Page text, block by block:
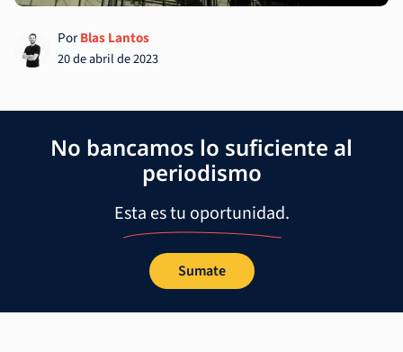
PorBlas Lantos
20 de abril de 2023
No bancamos lo suficiente al
periodismo
Esta es tu oportunidad.
Sumate